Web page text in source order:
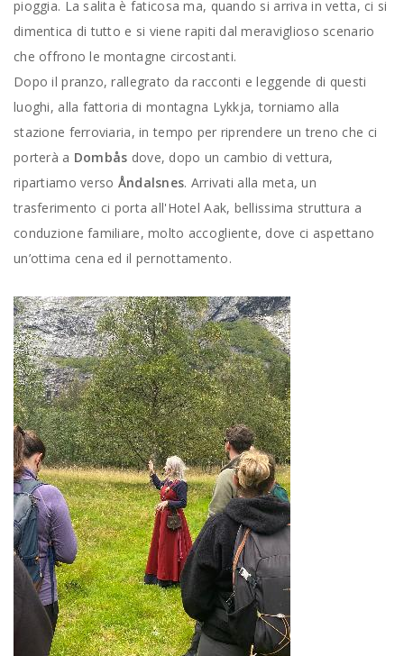
pioggia. La salita è faticosa ma, quando si arriva in vetta, ci si
dimentica di tutto e si viene rapiti dal meraviglioso scenario
che offrono le montagne circostanti.
Dopo il pranzo, rallegrato da racconti e leggende di questi
luoghi, alla fattoria di montagna Lykkja, torniamo alla
stazione ferroviaria, in tempo per riprendere un treno che ci
porterà a Dombås dove, dopo un cambio di vettura,
ripartiamo verso Åndalsnes. Arrivati alla meta, un
trasferimento ci porta all'Hotel Aak, bellissima struttura a
conduzione familiare, molto accogliente, dove ci aspettano
un’ottima cena ed il pernottamento.